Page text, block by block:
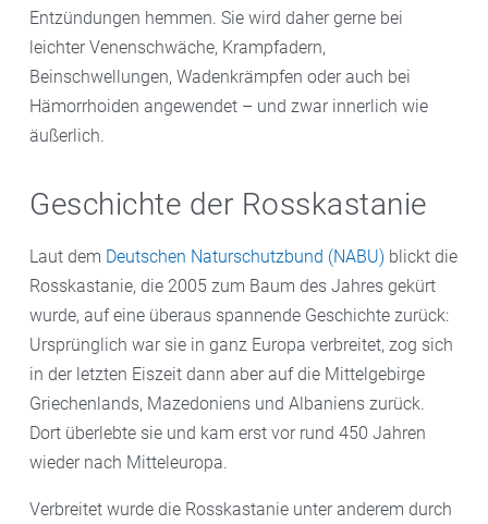
Entzündungen hemmen. Sie wird daher gerne bei
leichter Venenschwäche, Krampfadern,
Beinschwellungen, Wadenkrämpfen oder auch bei
Hämorrhoiden angewendet – und zwar innerlich wie
äußerlich.
Geschichte der Rosskastanie
Laut dem Deutschen Naturschutzbund (NABU) blickt die
Rosskastanie, die 2005 zum Baum des Jahres gekürt
wurde, auf eine überaus spannende Geschichte zurück:
Ursprünglich war sie in ganz Europa verbreitet, zog sich
in der letzten Eiszeit dann aber auf die Mittelgebirge
Griechenlands, Mazedoniens und Albaniens zurück.
Dort überlebte sie und kam erst vor rund 450 Jahren
wieder nach Mitteleuropa.
Verbreitet wurde die Rosskastanie unter anderem durch